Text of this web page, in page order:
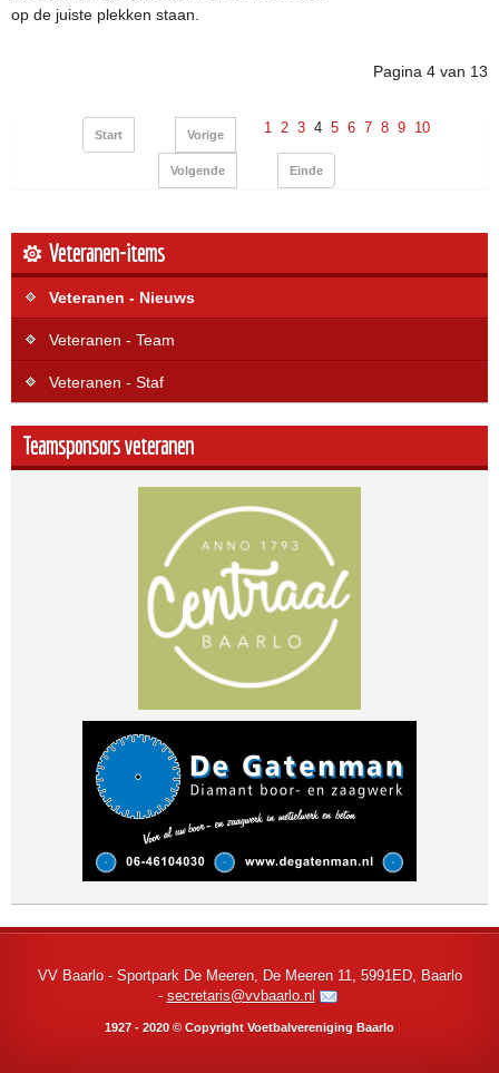
op de juiste plekken staan.
Pagina 4 van 13
Start Vorige 1 2 3 4 5 6 7 8 9 10
Volgende Einde
Veteranen-items
Veteranen - Nieuws
Veteranen - Team
Veteranen - Staf
Teamsponsors veteranen
VV Baarlo - Sportpark De Meeren, De Meeren 11, 5991ED, Baarlo
- secretaris@vvbaarlo.nl
1927 - 2020 © Copyright Voetbalvereniging Baarlo